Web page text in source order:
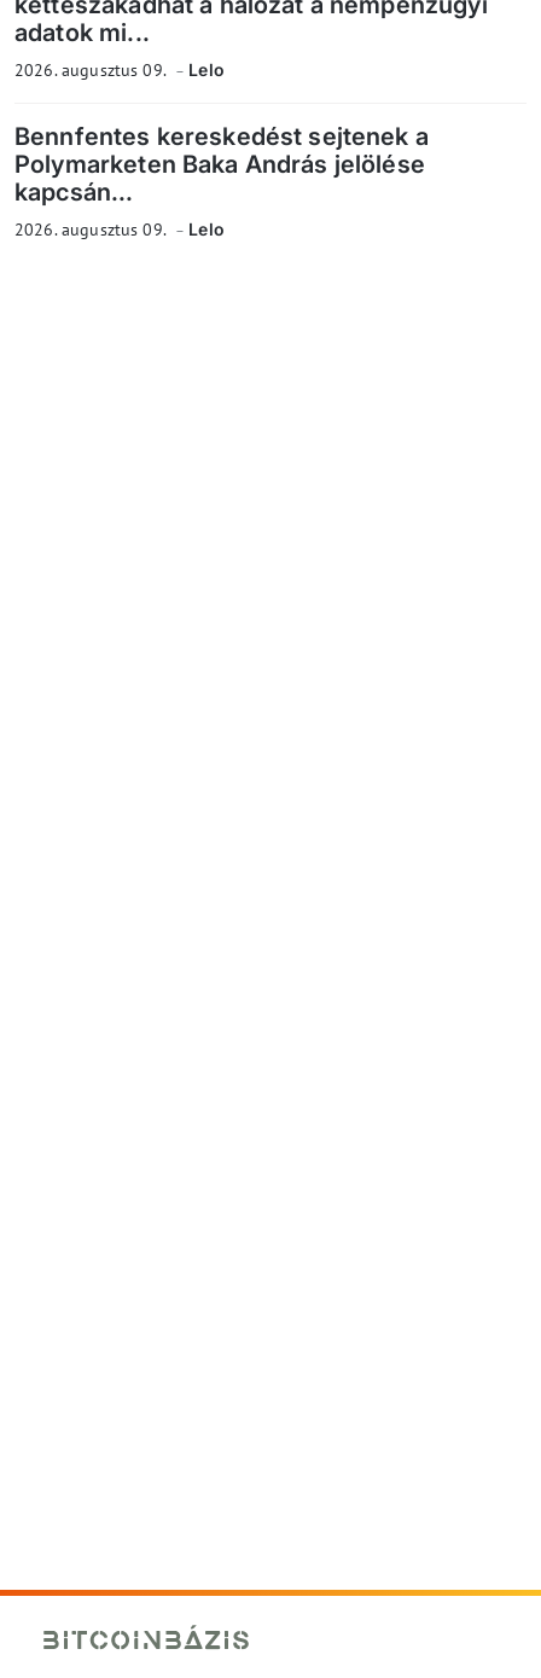
adatok mi...
2026. augusztus 09. Lelo
Bennfentes kereskedést sejtenek a
Polymarketen Baka András jelölése
kapcsán...
2026. augusztus 09. Lelo